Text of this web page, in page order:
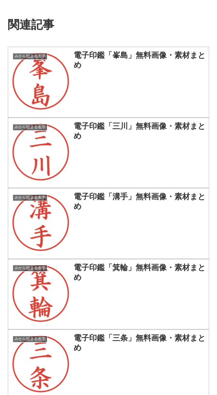
関連記事
みから始まる名字
電子印鑑「峯島」無料画像・素材まと
め
みから始まる名字
電子印鑑「三川」無料画像・素材まと
め
みから始まる名字
電子印鑑「溝手」無料画像・素材まと
め
みから始まる名字
電子印鑑「箕輪」無料画像・素材まと
め
みから始まる名字
電子印鑑「三条」無料画像・素材まと
め